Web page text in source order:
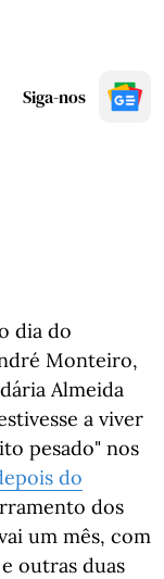
Siga-nos
dia do
Monteiro,
Almeida
a viver
pesado" nos
do
dos
um mês, com
outras duas